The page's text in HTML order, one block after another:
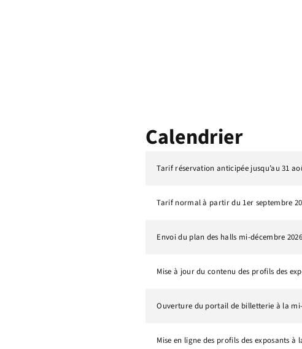
Calendrier
Tarif réservation anticipée jusqu’au 31
Tarif normal à partir du 1er septembre
Envoi du plan des halls mi-décembre
Mise à jour du contenu des profils des
Ouverture du portail de billetterie à la
Mise en ligne des profils des exposants à